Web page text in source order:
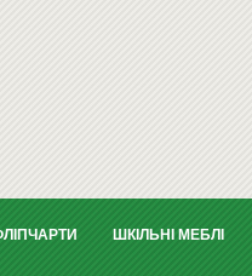
ШКІЛЬНІ МЕБЛІ